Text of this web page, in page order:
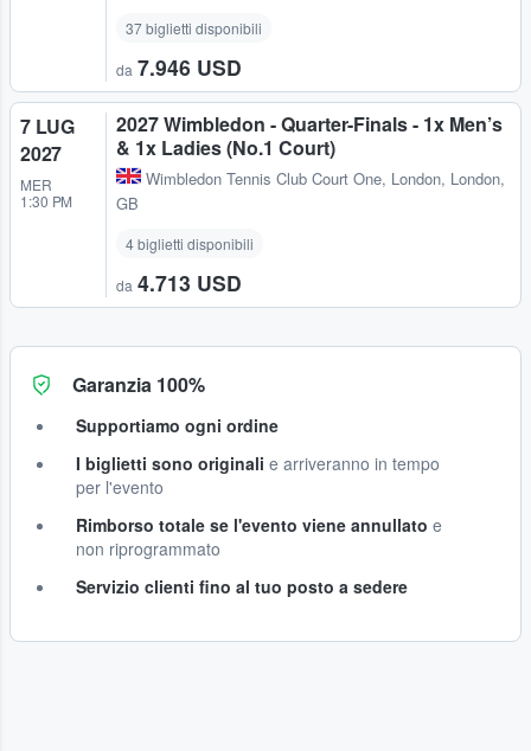
37 biglietti disponibili
da 7.946 USD
7 LUG
2027
MER
1:30 PM
2027 Wimbledon - Quarter-Finals - 1x Men’s
& 1x Ladies (No.1 Court)
Wimbledon Tennis Club Court One, London, London,
GB
4 biglietti disponibili
da 4.713 USD
Garanzia 100%
Supportiamo ogni ordine
I biglietti sono originali e arriveranno in tempo
per l'evento
Rimborso totale se l'evento viene annullato e
non riprogrammato
Servizio clienti fino al tuo posto a sedere